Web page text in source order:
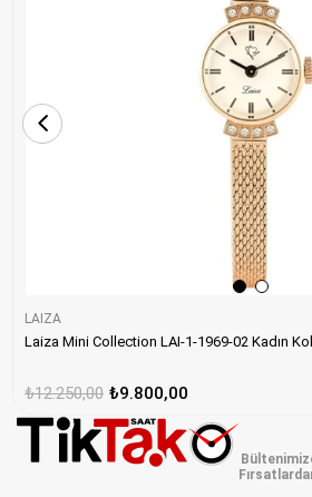
LAIZA
Laiza Mini Collection LAI-1-1969-02 Kadın
₺9.800,00
₺12.250,00